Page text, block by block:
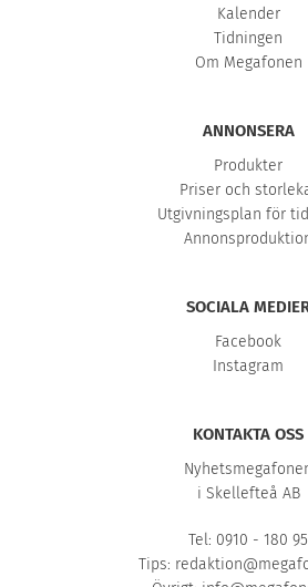
Kalender
Tidningen
Om Megafonen
ANNONSERA
Produkter
Priser och
Utgivningsplan för
SOCIALA
Facebook
Instagram
KONTAKTA OSS
i Skellefteå AB
Tel: 0910 - 180 95
Tips: